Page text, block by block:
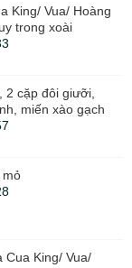
King/ Vua/ Hoàng
trong xoài
2 cặp đôi giưỡi,
miến xào gạch
mỏ
Cua King/ Vua/